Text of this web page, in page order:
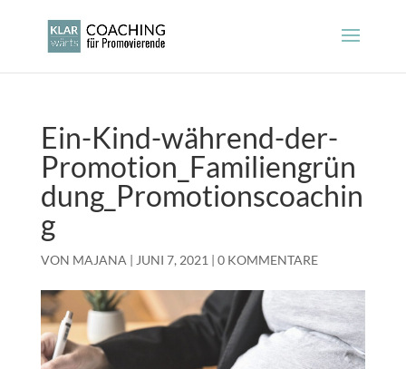
Ein-Kind-während-der-
Promotion_Familiengrün
dung_Promotionscoachin
g
VON MAJANA | JUNI 7, 2021 | 0 KOMMENTARE